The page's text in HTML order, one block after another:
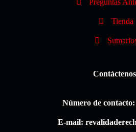
Tienda
Contáctenos
Número de contacto:
E-mail: